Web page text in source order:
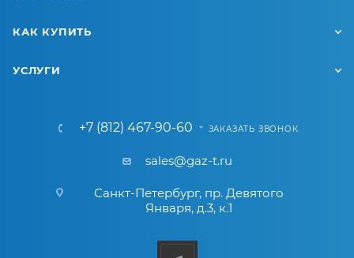
КАК КУПИТЬ
УСЛУГИ
+7 (812) 467-90-60 ЗАКАЗАТЬ ЗВОНОК
sales@gaz-t.ru
Санкт-Петербург, пр. Девятого
Января, д.3, к.1